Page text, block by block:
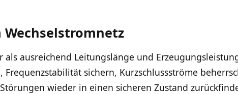
ausreichend Leitungslänge und
sichern, Kurzschlussströme
wieder in einen sicheren Zustand